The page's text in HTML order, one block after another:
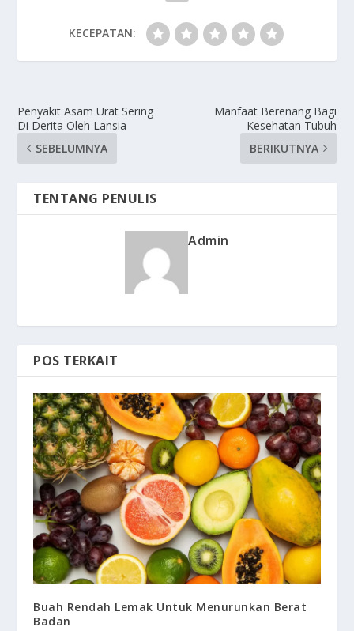
KECEPATAN:
Penyakit Asam Urat Sering
Di Derita Oleh Lansia
SEBELUMNYA
Manfaat Berenang Bagi
Kesehatan Tubuh
BERIKUTNYA
TENTANG PENULIS
Admin
POS TERKAIT
Buah Rendah Lemak Untuk Menurunkan Berat
Badan